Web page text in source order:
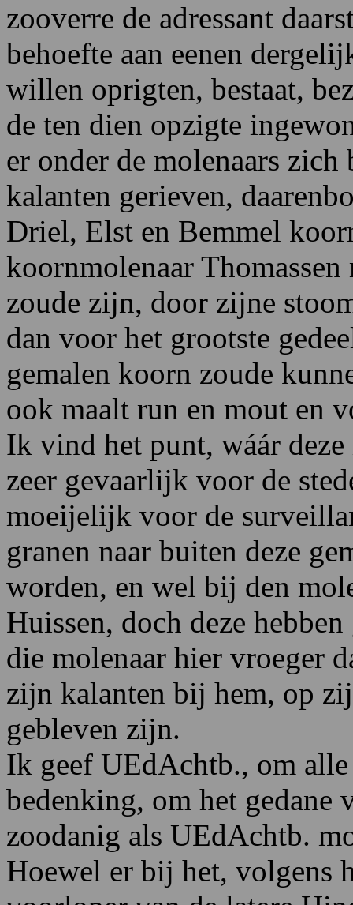
zooverre de adressant
behoefte aan eenen
willen oprigten, bestaat,
de ten dien opzigte
er onder de molenaars
kalanten gerieven,
Driel, Elst en Bemmel
koornmolenaar
zoude zijn, door zijne
dan voor het grootste
gemalen koorn zoude
ook maalt run en mout en
Ik vind het punt, wáár
zeer gevaarlijk voor de
moeijelijk voor de
granen naar buiten deze
worden, en wel bij den
Huissen, doch deze
die molenaar hier vroeger
zijn kalanten bij hem, op
gebleven zijn.
Ik geef UEdAchtb., om
bedenking, om het
zoodanig als UEdAchtb.
Hoewel er bij het, volgens